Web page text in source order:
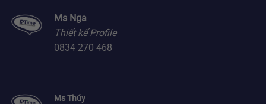
Ms Nga
Thiết kế Profile
0834 270 468
Ms Thúy